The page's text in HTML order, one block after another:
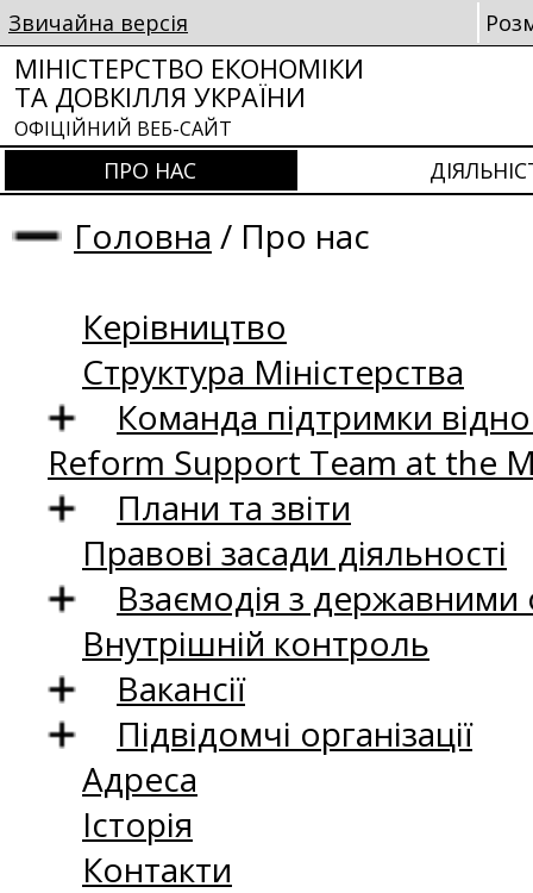
Звичайна версія
МІНІСТЕРСТВО ЕКОНОМІКИ
ТА ДОВКІЛЛЯ УКРАЇНИ
ОФІЦІЙНИЙ ВЕБ-САЙТ
ПРО НАС
Головна / Про нас
Керівництво
Структура Міністерства
Команда підтримки
Reform Support Team at the
Плани та звіти
Правові засади діяльності
Взаємодія з
Внутрішній контроль
Вакансії
Підвідомчі організації
Адреса
Історія
Контакти